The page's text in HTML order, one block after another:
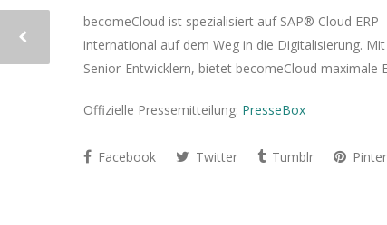
becomeCloud ist spezialisiert auf SAP® Cloud
international auf dem Weg in die Digitalisierung.
Senior-Entwicklern, bietet becomeCloud
Offizielle Pressemitteilung: PresseBox
Facebook Twitter Tumblr